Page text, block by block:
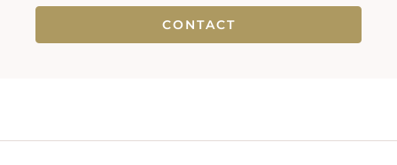
CONTACT